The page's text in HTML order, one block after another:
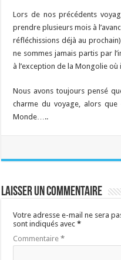
Lors de nos précédents
prendre plusieurs mois à
réfléchissions déjà au
ne sommes jamais partis par
à l’exception de la Mongolie
Nous avons toujours pensé
charme du voyage, alors
Monde…..
Laisser un commentaire
Votre adresse e-mail ne sera
sont indiqués avec*
Commentaire*